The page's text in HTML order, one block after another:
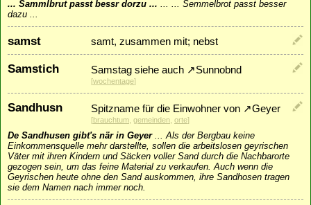
... Sammlbrut passt bessr dorzu ... ... ... Semmelbrot passt besser
dazu ...
samst samt, zusammen mit; nebst
Samstich Samstag siehe auch ↗Sunnobnd
[wochentage]
Sandhusn Spitzname für die Einwohner von ↗Geyer
[brauchtum, gemeinden, orte]
De Sandhusen gibt's när in Geyer...Als der Bergbau keine
Einkommensquelle mehr darstellte, sollen die arbeitslosen geyrischen
Väter mit ihren Kindern und Säcken voller Sand durch die Nachbarorte
gezogen sein, um das feine Material zu verkaufen. Auch wenn die
Geyrischen heute ohne den Sand auskommen, ihre Sandhosen tragen
sie dem Namen nach immer noch.